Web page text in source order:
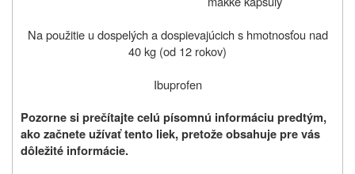
Na použitie u dospelých a dospievajúcich s hmotnosťou nad
40 kg (od 12 rokov)
Ibuprofen
Pozorne si prečítajte celú písomnú informáciu predtým,
ako začnete užívať tento liek, pretože obsahuje pre vás
dôležité informácie.